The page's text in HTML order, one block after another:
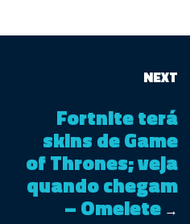
NEXT
Fortnite terá
skins de Game
of Thrones; veja
quando chegam
– Omelete →